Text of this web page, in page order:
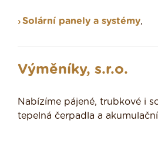
Solární panely a systémy,
Výměníky, s.r.o.
Nabízíme pájené, trubkové i
tepelná čerpadla a